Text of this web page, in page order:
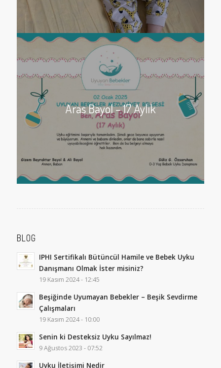
Aras Bayol – 17 Aylık
BLOG
IPHI Sertifikalı Bütüncül Hamile ve Bebek Uyku
Danışmanı Olmak İster misiniz?
19 Kasım 2024 - 12:45
Beşiğinde Uyumayan Bebekler – Beşik Sevdirme
Çalışmaları
19 Kasım 2024 - 10:00
Senin ki Desteksiz Uyku Sayılmaz!
9 Ağustos 2023 - 07:52
Uyku İletişimi Nedir